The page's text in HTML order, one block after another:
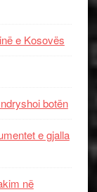
e Kosovës
botën
e gjalla
në